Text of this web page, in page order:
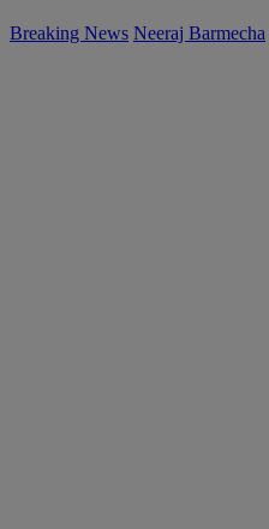
Breaking News Neeraj Barmecha